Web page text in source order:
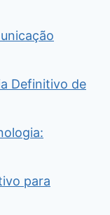
Definitivo de
para